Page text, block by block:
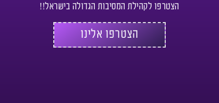
הצטרפו לקהילת המסיבות הגדולה בישראל!!
הצטרפו אלינו